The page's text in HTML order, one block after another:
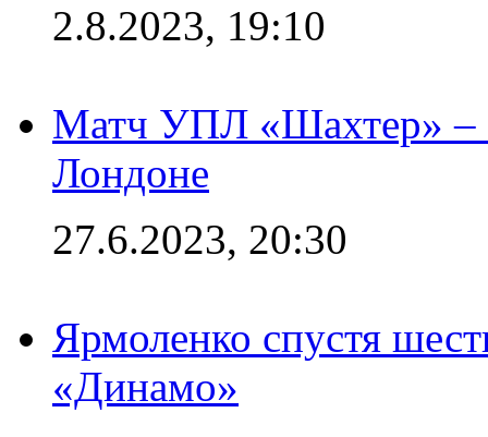
2.8.2023, 19:10
Матч УПЛ «Шахтер» –
Лондоне
27.6.2023, 20:30
Ярмоленко спустя
«Динамо»